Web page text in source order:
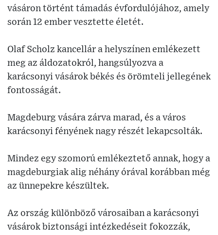
vásáron történt támadás évfordulójához, amely
során 12 ember vesztette életét.
Olaf Scholz kancellár a helyszínen emlékezett
meg az áldozatokról, hangsúlyozva a
karácsonyi vásárok békés és örömteli jellegének
fontosságát.
Magdeburg vására zárva marad, és a város
karácsonyi fényének nagy részét lekapcsolták.
Mindez egy szomorú emlékeztető annak, hogy a
magdeburgiak alig néhány órával korábban még
az ünnepekre készültek.
Az ország különböző városaiban a karácsonyi
vásárok biztonsági intézkedéseit fokozzák,